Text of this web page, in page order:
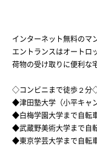
インターネット無料のマ
エントランスはオートロ
荷物の受け取りに便利な
◇コンビニまで徒歩２分
◆津田塾大学（小平キャ
◆白梅学園大学まで自転
◆武蔵野美術大学まで自
◆東京学芸大学まで自転